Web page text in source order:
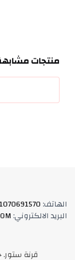
منتجات
الهاتف:
البريد الالكتروني:
قرنة ستور.